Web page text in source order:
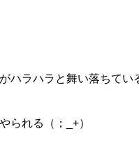
ハラハラと舞い落ちてい
られる（；_+）